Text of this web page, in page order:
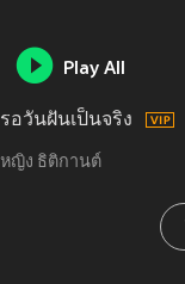
Play All
รอวันฝันเป็นจริง
หญิง ธิติกานต์